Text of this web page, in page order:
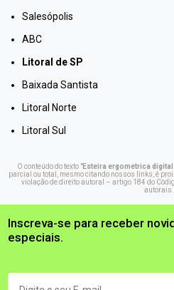
Salesópolis
ABC
Litoral de SP
Baixada Santista
Litoral Norte
Litoral Sul
O conteúdo do texto "Esteira ergometrica digital
parcial ou total, mesmo citando nossos links, é
violação de direito autoral – artigo 184 do
autorais
Inscreva-se para receber
especiais.